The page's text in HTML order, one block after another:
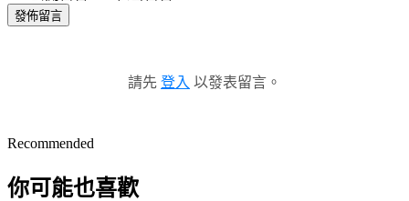
發佈留言
請先 登入 以發表留言。
Recommended
你可能也喜歡